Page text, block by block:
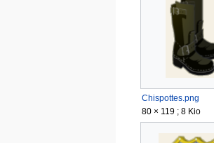
Chispottes.png
80 × 119 ; 8 Kio